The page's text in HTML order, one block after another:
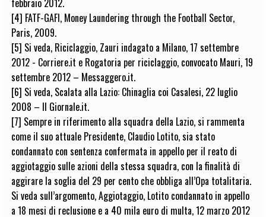
febbraio 2012.
[4] FATF-GAFI, Money Laundering through the Football Sector,
Paris, 2009.
[5] Si veda, Riciclaggio, Zauri indagato a Milano, 17 settembre
2012 - Corriere.it e Rogatoria per riciclaggio, convocato Mauri, 19
settembre 2012 – Messaggero.it.
[6] Si veda, Scalata alla Lazio: Chinaglia coi Casalesi, 22 luglio
2008 – Il Giornale.it.
[7] Sempre in riferimento alla squadra della Lazio, si rammenta
come il suo attuale Presidente, Claudio Lotito, sia stato
condannato con sentenza confermata in appello per il reato di
aggiotaggio sulle azioni della stessa squadra, con la finalità di
aggirare la soglia del 29 per cento che obbliga all’Opa totalitaria.
Si veda sull’argomento, Aggiotaggio, Lotito condannato in appello
a 18 mesi di reclusione e a 40 mila euro di multa, 12 marzo 2012